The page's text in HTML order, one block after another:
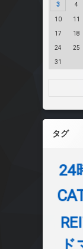
3 4
10 11
17 18
24 25
31
タグ
24